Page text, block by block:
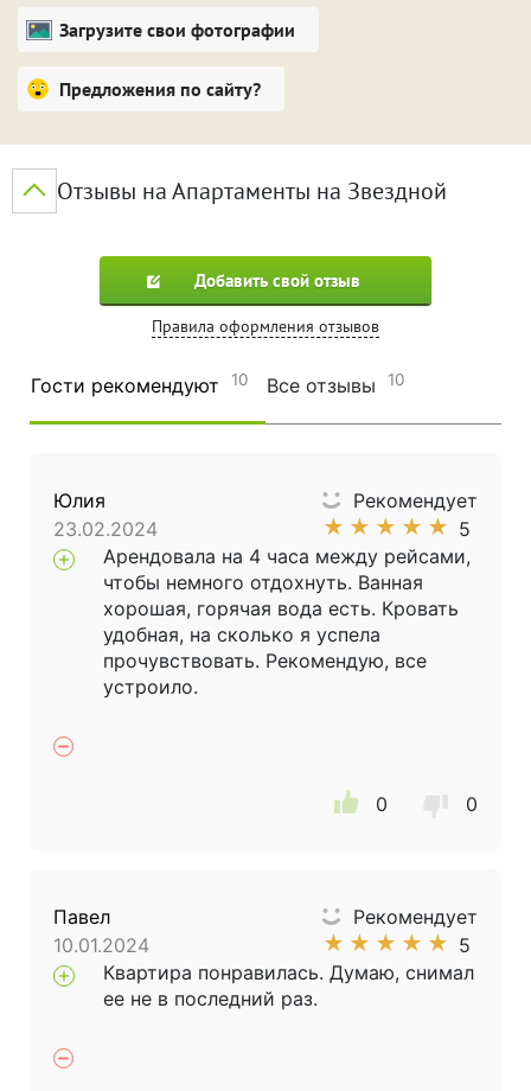
Загрузите свои фотографии
Предложения по сайту?
Отзывы на Апартаменты на Звездной
Добавить свой отзыв
Правила оформления отзывов
Гости рекомендуют 10 Все отзывы 10
Юлия
23.02.2024
Рекомендует
★ ★ ★ ★ ★ 5
Арендовала на 4 часа между рейсами,
чтобы немного отдохнуть. Ванная
хорошая, горячая вода есть. Кровать
удобная, на сколько я успела
прочувствовать. Рекомендую, все
устроило.
0 0
Павел
10.01.2024
Рекомендует
★ ★ ★ ★ ★ 5
Квартира понравилась. Думаю, снимал
ее не в последний раз.